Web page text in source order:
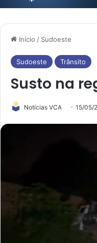
Início / Sudoeste
Sudoeste Trânsito
Susto na
Notícias VCA 15/05/